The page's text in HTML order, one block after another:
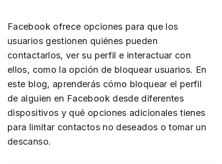
Facebook ofrece opciones para que los
usuarios gestionen quiénes pueden
contactarlos, ver su perfil e interactuar con
ellos, como la opción de bloquear usuarios. En
este blog, aprenderás cómo bloquear el perfil
de alguien en Facebook desde diferentes
dispositivos y qué opciones adicionales tienes
para limitar contactos no deseados o tomar un
descanso.